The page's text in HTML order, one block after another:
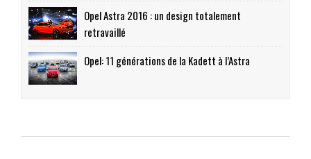
Opel Astra 2016 : un design totalement
retravaillé
Opel: 11 générations de la Kadett à l’Astra